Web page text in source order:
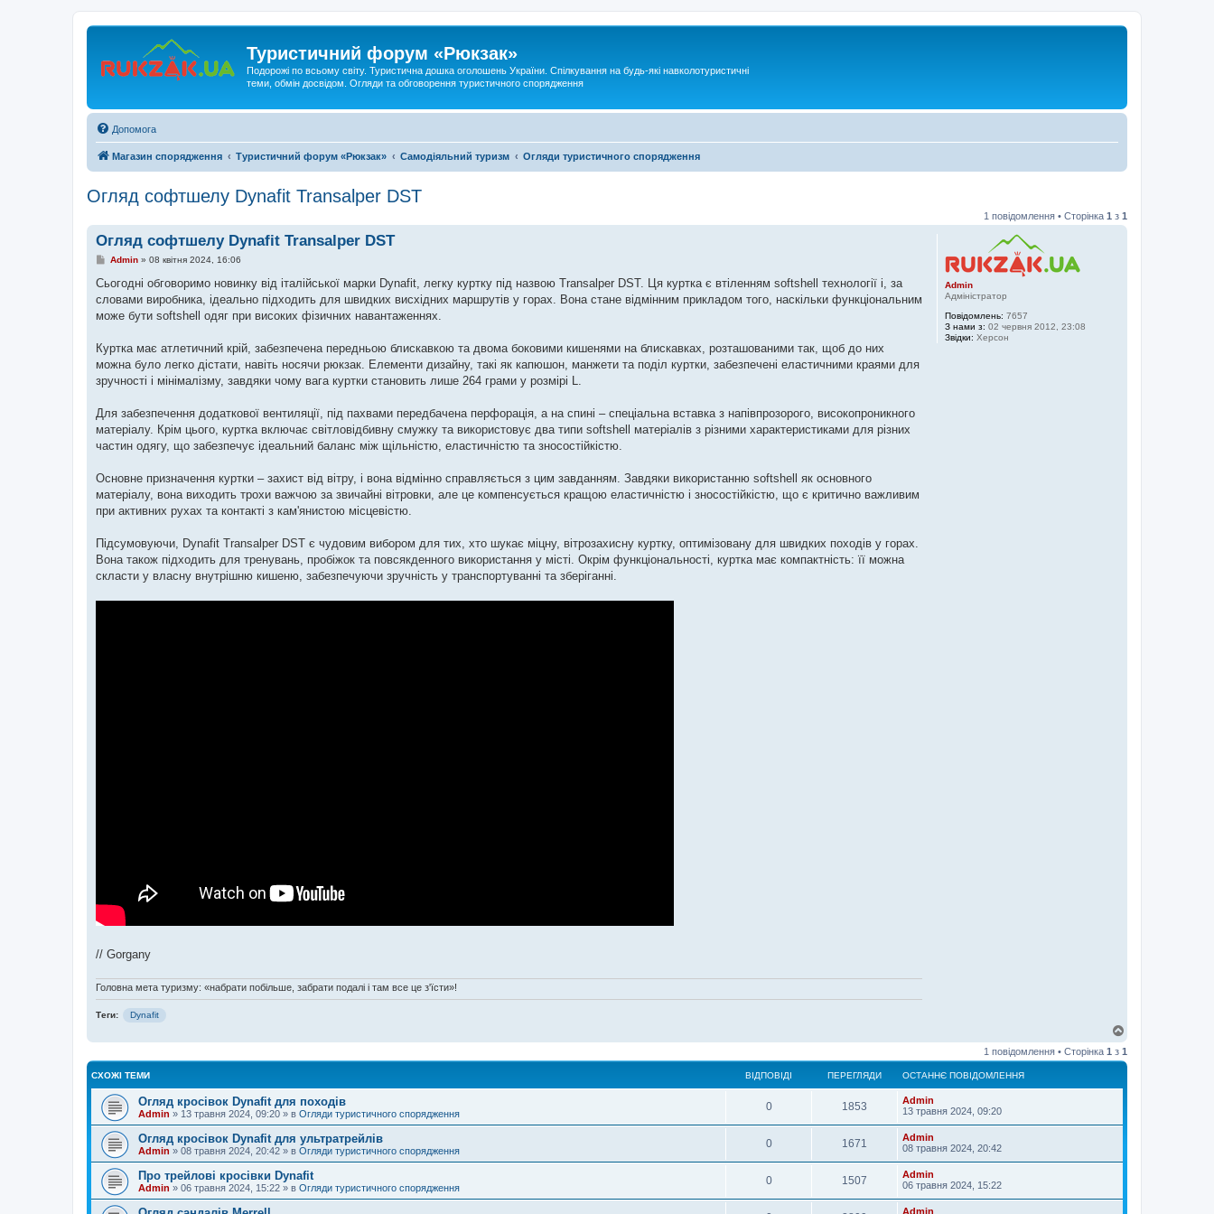
Туристичний форум «Рюкзак»
Подорожі по всьому світу. Туристична дошка оголошень України. Спілкування на будь-які навколотуристичні
теми, обмін досвідом. Огляди та обговорення туристичного спорядження
Допомога
Магазин спорядження Туристичний форум «Рюкзак» Самодіяльний туризм Огляди туристичного спорядження
Огляд софтшелу Dynafit Transalper DST
1 повідомлення • Сторінка 1 з 1
Admin
Адміністратор
Повідомлень: 7657
З нами з: 02 червня 2012, 23:08
Звідки: Херсон
Огляд софтшелу Dynafit Transalper DST
П
д
о
е
н
н
я
Admin» 08 квітня 2024, 16:06
Сьогодні обговоримо новинку від італійської марки Dynafit, легку куртку під назвою Transalper DST. Ця куртка є втіленням softshell технології і, за
словами виробника, ідеально підходить для швидких висхідних маршрутів у горах. Вона стане відмінним прикладом того, наскільки функціональним
може бути softshell одяг при високих фізичних навантаженнях.
Куртка має атлетичний крій, забезпечена передньою блискавкою та двома боковими кишенями на блискавках, розташованими так, щоб до них
можна було легко дістати, навіть носячи рюкзак. Елементи дизайну, такі як капюшон, манжети та поділ куртки, забезпечені еластичними краями для
зручності і мінімалізму, завдяки чому вага куртки становить лише 264 грами у розмірі L.
Для забезпечення додаткової вентиляції, під пахвами передбачена перфорація, а на спині – спеціальна вставка з напівпрозорого, високопроникного
матеріалу. Крім цього, куртка включає світловідбивну смужку та використовує два типи softshell матеріалів з різними характеристиками для різних
частин одягу, що забезпечує ідеальний баланс між щільністю, еластичністю та зносостійкістю.
Основне призначення куртки – захист від вітру, і вона відмінно справляється з цим завданням. Завдяки використанню softshell як основного
матеріалу, вона виходить трохи важчою за звичайні вітровки, але це компенсується кращою еластичністю і зносостійкістю, що є критично важливим
при активних рухах та контакті з кам'янистою місцевістю.
Підсумовуючи, Dynafit Transalper DST є чудовим вибором для тих, хто шукає міцну, вітрозахисну куртку, оптимізовану для швидких походів у горах.
Вона також підходить для тренувань, пробіжок та повсякденного використання у місті. Окрім функціональності, куртка має компактність: її можна
скласти у власну внутрішню кишеню, забезпечуючи зручність у транспортуванні та зберіганні.
// Gorgany
Головна мета туризму: «набрати побільше, забрати подалі і там все це з'їсти»!
Теги: Dynafit
г
о
1 повідомлення • Сторінка 1 з 1
СХОЖІ ТЕМИ ВІДПОВІДІ ПЕРЕГЛЯДИ ОСТАННЄ ПОВІДОМЛЕННЯ
Огляд кросівок Dynafit для походів
Admin » 13 травня 2024, 09:20 » в Огляди туристичного спорядження
0 1853
Admin
13 травня 2024, 09:20
Огляд кросівок Dynafit для ультратрейлів
Admin » 08 травня 2024, 20:42 » в Огляди туристичного спорядження
0 1671
Admin
08 травня 2024, 20:42
Про трейлові кросівки Dynafit
Admin » 06 травня 2024, 15:22 » в Огляди туристичного спорядження
0 1507
Admin
06 травня 2024, 15:22
Admin